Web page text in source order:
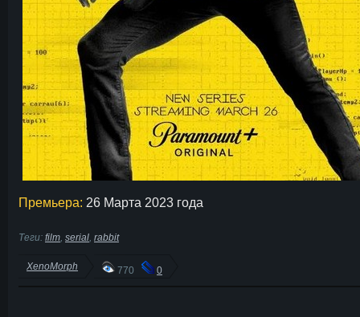
Премьера: 26 Марта 2023 года
Теги: film serial rabbit
XenoMorph 770 0